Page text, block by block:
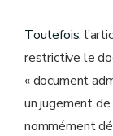
Toutefois,
restrictive le
« document
un jugement
nommément